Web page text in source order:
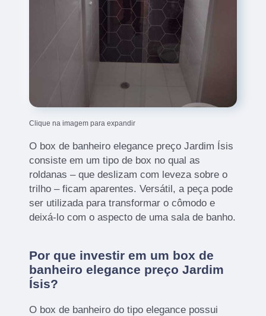
Clique na imagem para expandir
O box de banheiro elegance preço Jardim Ísis
consiste em um tipo de box no qual as
roldanas – que deslizam com leveza sobre o
trilho – ficam aparentes. Versátil, a peça pode
ser utilizada para transformar o cômodo e
deixá-lo com o aspecto de uma sala de banho.
Por que investir em um box de
banheiro elegance preço Jardim
Ísis?
O box de banheiro do tipo elegance possui